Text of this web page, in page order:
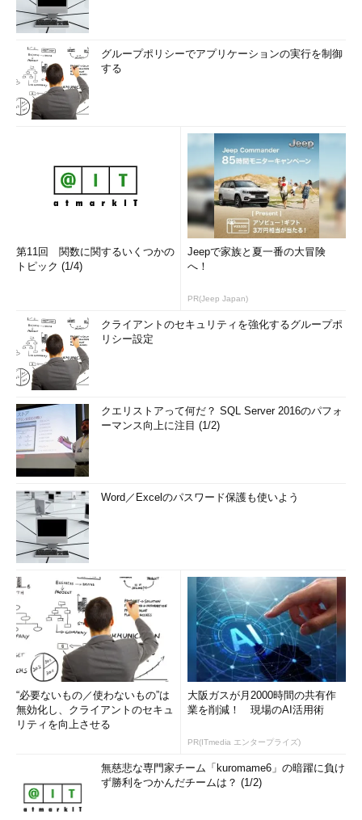
グループポリシーでアプリケーションの実行を制御
する
第11回 関数に関するいくつかの
トピック (1/4)
Jeepで家族と夏一番の大冒険
へ！
PR(Jeep Japan)
クライアントのセキュリティを強化するグループポ
リシー設定
クエリストアって何だ？ SQL Server 2016のパフォ
ーマンス向上に注目 (1/2)
Word／Excelのパスワード保護も使いよう
“必要ないもの／使わないもの”は
無効化し、クライアントのセキュ
リティを向上させる
大阪ガスが月2000時間の共有作
業を削減！ 現場のAI活用術
PR(ITmedia エンタープライズ)
無慈悲な専門家チーム「kuromame6」の暗躍に負け
ず勝利をつかんだチームは？ (1/2)